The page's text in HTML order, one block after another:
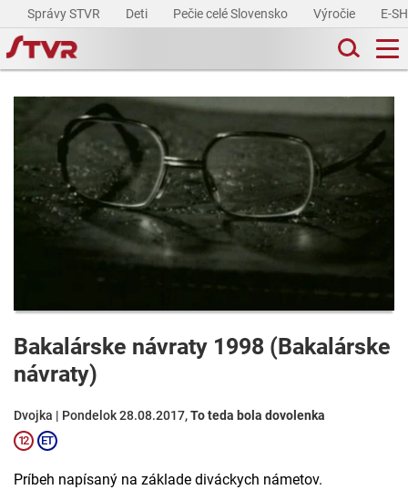
Správy STVR Deti Pečie celé Slovensko Výročie E-
Bakalárske návraty 1998 (Bakalárske
návraty)
Dvojka | Pondelok 28.08.2017,To teda bola dovolenka
Príbeh napísaný na základe diváckych námetov.